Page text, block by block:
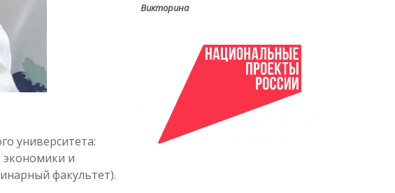
университета:
экономики и
факультет).
Викторина